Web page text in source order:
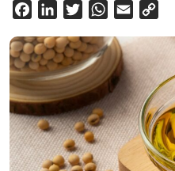
FacebookLinkedInTwitterWhatsApp
Email